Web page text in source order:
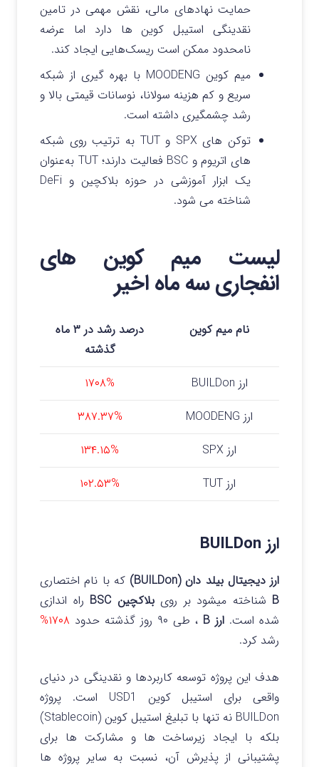
حمایت نهادهای مالی، نقش مهمی در تامین
نقدینگی استیبل کوین‌ ها دارد اما عرضه
نامحدود ممکن است ریسک‌هایی ایجاد کند.
میم کوین MOODENG با بهره‌ گیری از شبکه
سریع و کم‌ هزینه سولانا، نوسانات قیمتی بالا و
رشد چشمگیری داشته است.
توکن‌ های SPX و TUT به ترتیب روی شبکه‌
های اتریوم و BSC فعالیت دارند؛ TUT به‌عنوان
یک ابزار آموزشی در حوزه بلاکچین و DeFi
شناخته می‌ شود.
لیست میم کوین های
انفجاری سه ماه اخیر
نام میم کوین
درصد رشد در ۳ ماه
گذشته
ارز BUILDon
۱۷۰۸%
ارز MOODENG
۳۸۷.۳۷%
ارز SPX
۱۳۴.۱۵%
ارز TUT
۱۰۲.۵۳%
ارز BUILDon
ارز دیجیتال بیلد دان (BUILDon)
که با نام اختصاری
B شناخته میشود بر رویبلاکچین BSC
راه اندازی
شده است. ارز B ، طی ۹۰ روز گذشته حدود
۱۷۰۸%
رشد کرد.
هدف این پروژه توسعه کاربردها و نقدینگی در دنیای
واقعی برای استیبل کوین USD1 است. پروژه
BUILDon نه تنها با تبلیغ استیبل کوین (Stablecoin)
بلکه با ایجاد زیرساخت‌ ها و مشارکت‌ ها برای
پشتیبانی از پذیرش آن، نسبت به سایر پروژه ها